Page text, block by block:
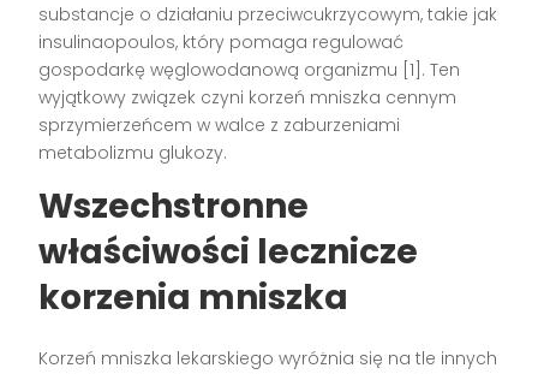
substancje o działaniu przeciwcukrzycowym, takie jak
insulinaopoulos, który pomaga regulować
gospodarkę węglowodanową organizmu [1]. Ten
wyjątkowy związek czyni korzeń mniszka cennym
sprzymierzeńcem w walce z zaburzeniami
metabolizmu glukozy.
Wszechstronne
właściwości lecznicze
korzenia mniszka
Korzeń mniszka lekarskiego wyróżnia się na tle innych